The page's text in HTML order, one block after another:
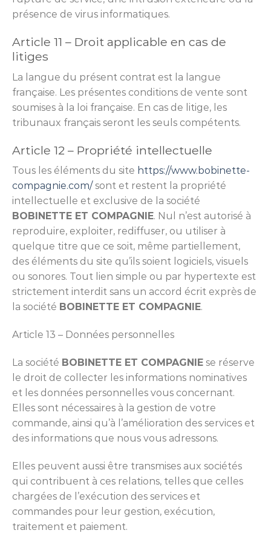
présence de virus informatiques.
Article 11 – Droit applicable en cas de
litiges
La langue du présent contrat est la langue
française. Les présentes conditions de vente sont
soumises à la loi française. En cas de litige, les
tribunaux français seront les seuls compétents.
Article 12 – Propriété intellectuelle
Tous les éléments du site https://www.bobinette-
compagnie.com/ sont et restent la propriété
intellectuelle et exclusive de la société
BOBINETTE ET COMPAGNIE. Nul n’est autorisé à
reproduire, exploiter, rediffuser, ou utiliser à
quelque titre que ce soit, même partiellement,
des éléments du site qu’ils soient logiciels, visuels
ou sonores. Tout lien simple ou par hypertexte est
strictement interdit sans un accord écrit exprès de
la société BOBINETTE ET COMPAGNIE.
Article 13 – Données personnelles
La société BOBINETTE ET COMPAGNIE se réserve
le droit de collecter les informations nominatives
et les données personnelles vous concernant.
Elles sont nécessaires à la gestion de votre
commande, ainsi qu’à l’amélioration des services et
des informations que nous vous adressons.
Elles peuvent aussi être transmises aux sociétés
qui contribuent à ces relations, telles que celles
chargées de l’exécution des services et
commandes pour leur gestion, exécution,
traitement et paiement.